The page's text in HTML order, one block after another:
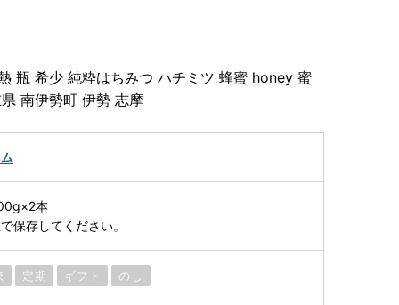
瓶 希少 純粋はちみつ ハチミツ 蜂蜜 honey 蜜
南伊勢町 伊勢 志摩
本
保存してください。
定期 ギフト のし